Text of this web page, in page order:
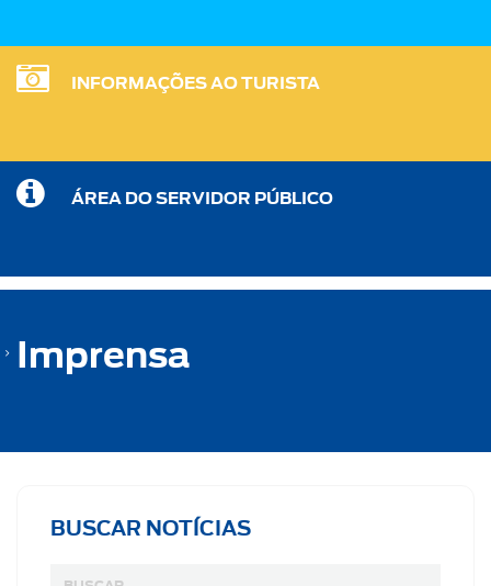
INFORMAÇÕES AO TURISTA
ÁREA DO SERVIDOR PÚBLICO
Imprensa
BUSCAR NOTÍCIAS